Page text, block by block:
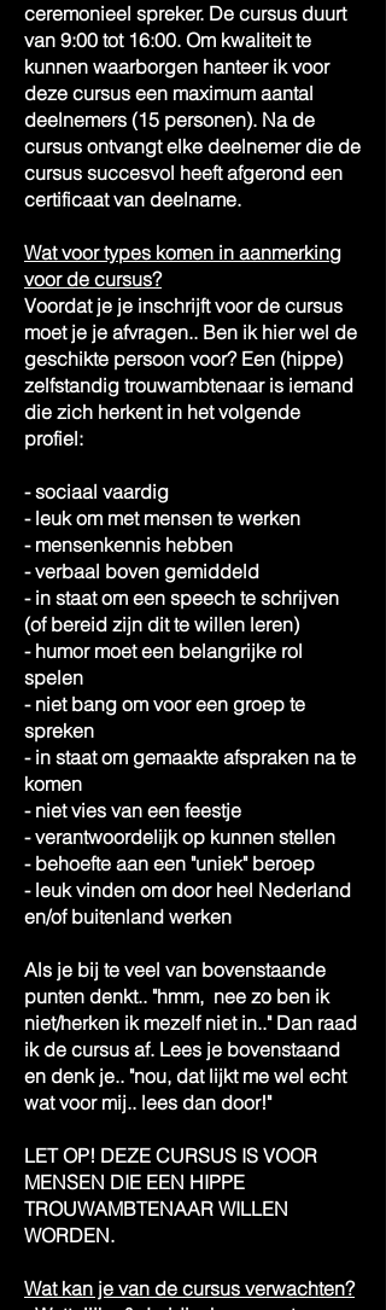
ceremonieel spreker. De cursus duurt
van 9:00 tot 16:00. Om kwaliteit te
kunnen waarborgen hanteer ik voor
deze cursus een maximum aantal
deelnemers (15 personen). Na de
cursus ontvangt elke deelnemer die de
cursus succesvol heeft afgerond een
certificaat van deelname.
Wat voor types komen in aanmerking
voor de cursus?
Voordat je je inschrijft voor de cursus
moet je je afvragen.. Ben ik hier wel de
geschikte persoon voor? Een (hippe)
zelfstandig trouwambtenaar is iemand
die zich herkent in het volgende
profiel:
- sociaal vaardig
- leuk om met mensen te werken
- mensenkennis hebben
- verbaal boven gemiddeld
- in staat om een speech te schrijven
(of bereid zijn dit te willen leren)
- humor moet een belangrijke rol
spelen
- niet bang om voor een groep te
spreken
- in staat om gemaakte afspraken na te
komen
- niet vies van een feestje
- verantwoordelijk op kunnen stellen
- behoefte aan een "uniek" beroep
- leuk vinden om door heel Nederland
en/of buitenland werken
Als je bij te veel van bovenstaande
punten denkt.. "hmm, nee zo ben ik
niet/herken ik mezelf niet in.." Dan raad
ik de cursus af. Lees je bovenstaand
en denk je.. "nou, dat lijkt me wel echt
wat voor mij.. lees dan door!"
LET OP! DEZE CURSUS IS VOOR
MENSEN DIE EEN HIPPE
TROUWAMBTENAAR WILLEN
WORDEN.
Wat kan je van de cursus verwachten?